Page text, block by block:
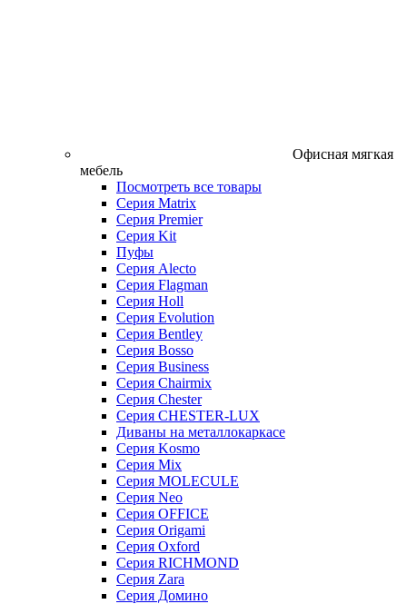
Офисная мягкая
мебель
Посмотреть все товары
Серия Matrix
Серия Premier
Серия Kit
Пуфы
Серия Alecto
Серия Flagman
Серия Holl
Серия Evolution
Серия Bentley
Серия Bosso
Серия Business
Серия Chairmix
Серия Chester
Серия CHESTER-LUX
Диваны на металлокаркасе
Серия Kosmo
Серия Mix
Серия MOLECULE
Серия Neo
Серия OFFICE
Серия Origami
Серия Oxford
Серия RICHMOND
Серия Zara
Серия Домино